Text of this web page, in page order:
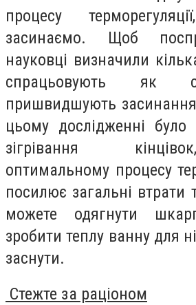
процесу
засинаємо. Щоб
науковці визначили
спрацьовують як
пришвидшують
цьому дослідженні
зігрівання
оптимальному процесу
посилює загальні втрати
можете одягнути
зробити теплу ванну для
заснути.
Стежте за раціоном